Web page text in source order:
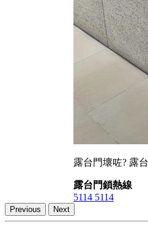
露台門壞咗? 露
露台門鎖熱線
5114 5114
Previous Next